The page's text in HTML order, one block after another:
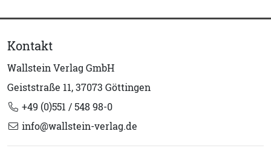
Kontakt
Wallstein Verlag GmbH
Geiststraße 11, 37073 Göttingen
+49 (0)551 / 548 98-0
info@wallstein-verlag.de